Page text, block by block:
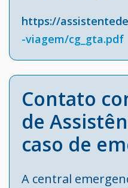
https://
-viagem/cg_gta.pdf
Contato
de
caso de
A central